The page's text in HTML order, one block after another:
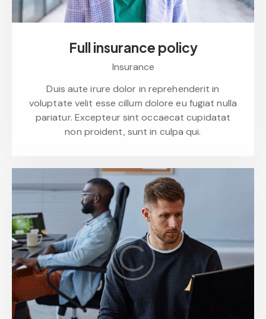
Full insurance policy
Insurance
Duis aute irure dolor in reprehenderit in
voluptate velit esse cillum dolore eu fugiat nulla
pariatur. Excepteur sint occaecat cupidatat
non proident, sunt in culpa qui.